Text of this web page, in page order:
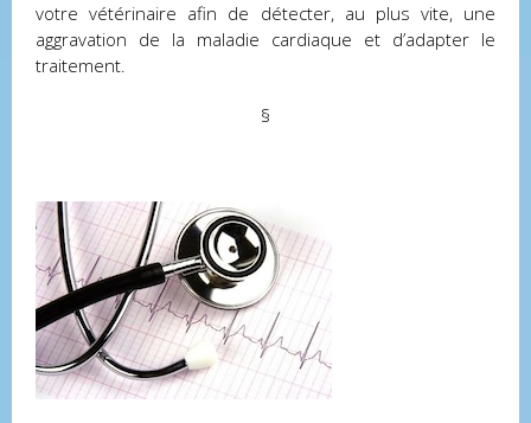
votre vétérinaire afin de détecter, au plus vite, une
aggravation de la maladie cardiaque et d’adapter le
traitement.
§